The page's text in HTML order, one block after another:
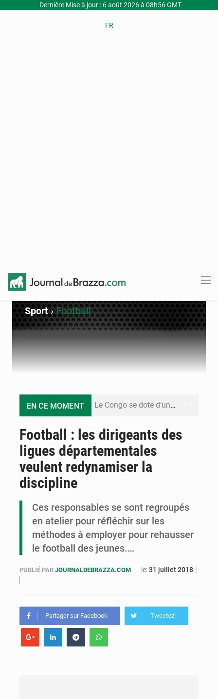
Dernière Mise à jour : 6 août 2026 à 08h56 GMT
FR
Sport›Football
EN CE MOMENT Le Congo se dote d’un programme national pour valoriser les produits forestiers non ligneux
Football : les dirigeants des
ligues départementales
veulent redynamiser la
discipline
Ces responsables se sont regroupés
en atelier pour réfléchir sur les
méthodes à employer pour rehausser
le football des jeunes.…
PUBLIÉ PAR JOURNALDEBRAZZA.COM le:31 juillet 2018
Partager sur Facebook Tweetez!